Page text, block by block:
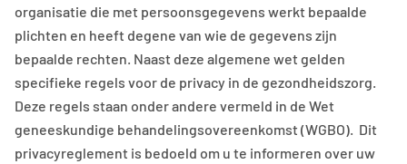
organisatie die met persoonsgegevens werkt bepaalde
plichten en heeft degene van wie de gegevens zijn
bepaalde rechten. Naast deze algemene wet gelden
specifieke regels voor de privacy in de gezondheidszorg.
Deze regels staan onder andere vermeld in de Wet
geneeskundige behandelingsovereenkomst (WGBO). Dit
privacyreglement is bedoeld om u te informeren over uw